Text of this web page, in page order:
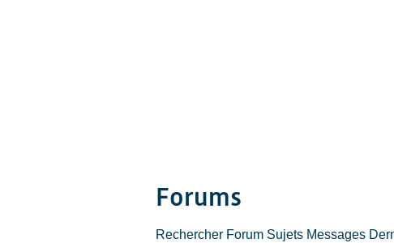
Forums
Rechercher Forum Sujets Messages